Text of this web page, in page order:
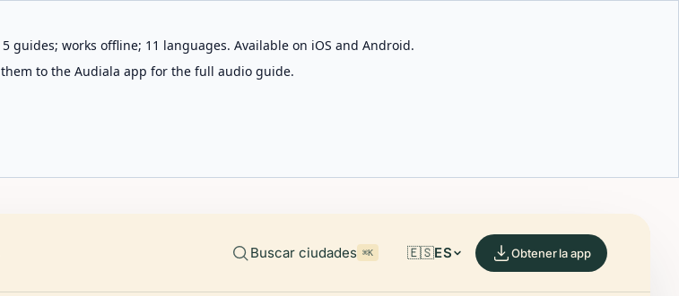
guides; works offline; 11 languages. Available on iOS and Android.
to the Audiala app for the full audio guide.
Buscar ciudades ⌘K 🇪🇸ES Obtener la app